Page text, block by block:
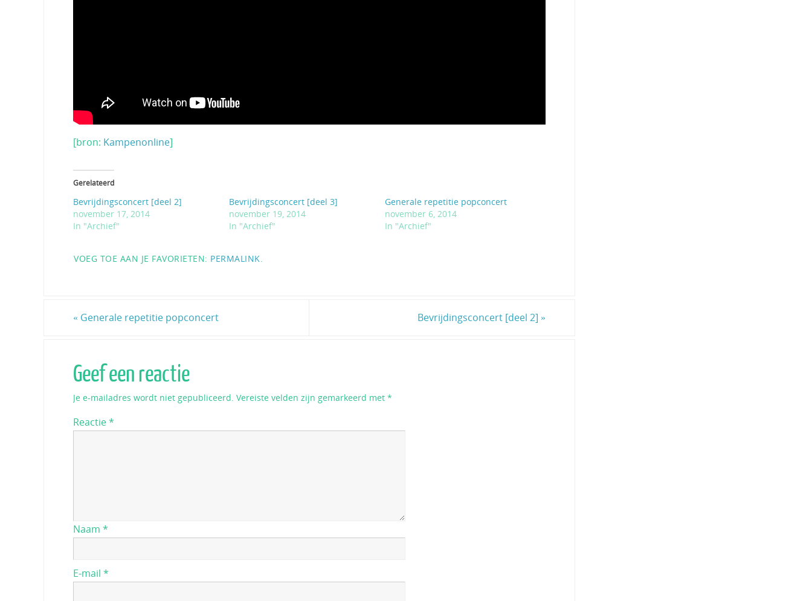
[bron: Kampenonline]
Gerelateerd
Bevrijdingsconcert [deel 2]
november 17, 2014
In "Archief"
Bevrijdingsconcert [deel 3]
november 19, 2014
In "Archief"
Generale repetitie popconcert
november 6, 2014
In "Archief"
VOEG TOE AAN JE FAVORIETEN: PERMALINK.
« Generale repetitie popconcert Bevrijdingsconcert [deel 2] »
Geef een reactie
Je e-mailadres wordt niet gepubliceerd. Vereiste velden zijn gemarkeerd met *
Reactie*
Naam *
E-mail *